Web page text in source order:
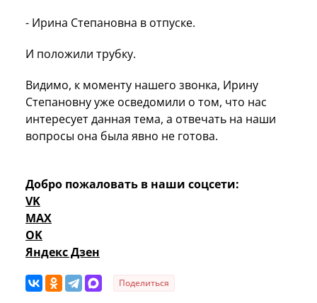
- Ирина Степановна в отпуске.
И положили трубку.
Видимо, к моменту нашего звонка, Ирину
Степановну уже осведомили о том, что нас
интересует данная тема, а отвечать на наши
вопросы она была явно не готова.
Добро пожаловать в наши соцсети:
VK
MAX
OK
Яндекс Дзен
Поделиться